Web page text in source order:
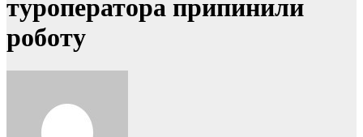
туроператора припинили
роботу